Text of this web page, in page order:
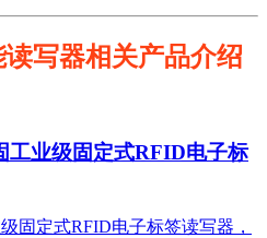
写器相关产品介绍
工业级固定式RFID电子标
固定式RFID电子标签读写器，